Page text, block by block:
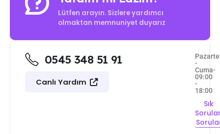
Lütfen arayın. Sizlere yardımcı
olmaktan memnuniyet duyarız
0545 348 51 91
Canlı Yardım
-
Cuma-
09:00
-
18:00
Sık